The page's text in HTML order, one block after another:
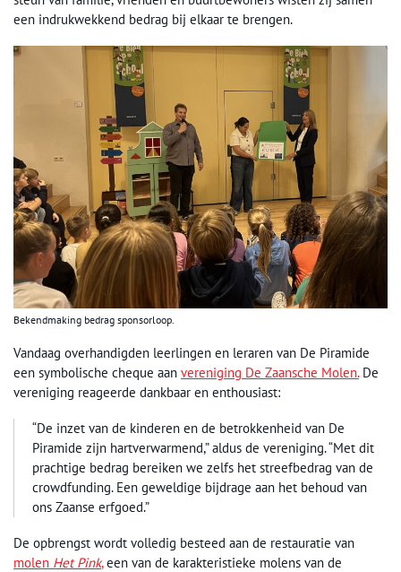
een indrukwekkend bedrag bij elkaar te brengen.
Bekendmaking bedrag sponsorloop.
Vandaag overhandigden leerlingen en leraren van De Piramide
een symbolische cheque aan vereniging De Zaansche Molen.De
vereniging reageerde dankbaar en enthousiast:
“De inzet van de kinderen en de betrokkenheid van De
Piramide zijn hartverwarmend,” aldus de vereniging. “Met dit
prachtige bedrag bereiken we zelfs het streefbedrag van de
crowdfunding. Een geweldige bijdrage aan het behoud van
ons Zaanse erfgoed.”
De opbrengst wordt volledig besteed aan de restauratie van
molen Het Pink,een van de karakteristieke molens van de